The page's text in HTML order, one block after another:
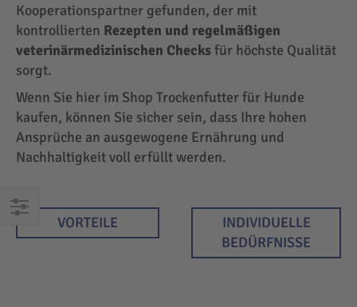
EINKAUFEN
Kooperationspartner gefunden, der mit
kontrollierten Rezepten und regelmäßigen
veterinärmedizinischen Checksfür höchste Qualität
sorgt.
Wenn Sie hier im Shop Trockenfutter für Hunde
kaufen, können Sie sicher sein, dass Ihre hohen
Ansprüche an ausgewogene Ernährung und
Nachhaltigkeit voll erfüllt werden.
VORTEILE
INDIVIDUELLE
BEDÜRFNISSE